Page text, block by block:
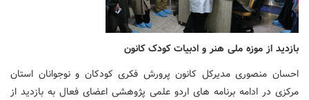
بازدید از موزه ملی هنر و ادبیات کودک کانون
احسان منصوری مدیرکل کانون پرورش فکری کودکان و نوجوانان استان
مرکزی در ادامه برنامه های اردو علمی پژوهشی اعضای فعال به بازدید از